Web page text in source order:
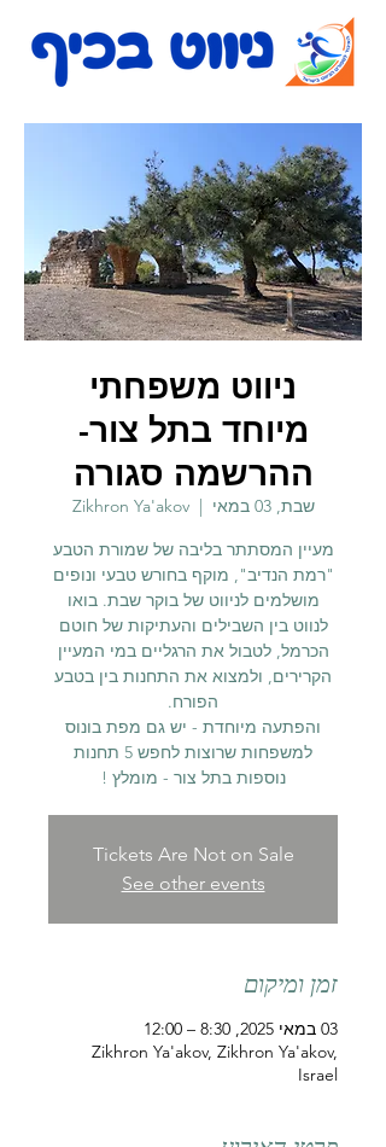
ניווט משפחתי
מיוחד בתל צור-
ההרשמה סגורה
שבת, 03 במאי
  |
Zikhron Ya'akov
מעיין המסתתר בליבה של שמורת הטבע
"רמת הנדיב", מוקף בחורש טבעי ונופים
מושלמים לניווט של בוקר שבת. בואו
לנווט בין השבילים והעתיקות של חוטם
הכרמל, לטבול את הרגליים במי המעיין
הקרירים, ולמצוא את התחנות בין בטבע
והפתעה מיוחדת - יש גם מפת בונוס
למשפחות שרוצות לחפש 5 תחנות
נוספות בתל צור - מומלץ !
Tickets Are Not on Sale
See other events
זמן ומיקום
03 במאי 2025, 8:30 – 12:00
Zikhron Ya'akov, Zikhron Ya'akov,
Israel